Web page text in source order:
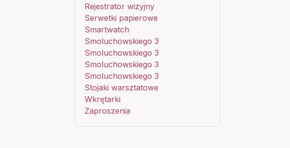
Rejestrator wizyjny
Serwetki papierowe
Smartwatch
Smoluchowskiego 3
Smoluchowskiego 3
Smoluchowskiego 3
Smoluchowskiego 3
Stojaki warsztatowe
Wkrętarki
Zaproszenia